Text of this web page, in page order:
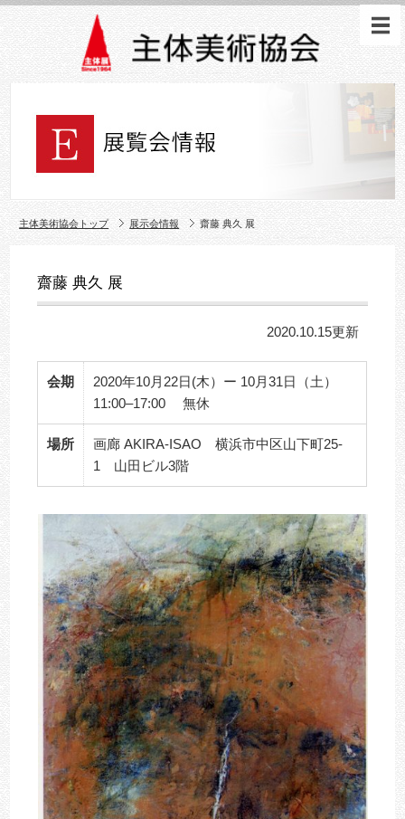
主体美術協会トップ 展示会情報 齋藤 典久 展
齋藤 典久 展
2020.10.15更新
会期
2020年10月22日(木）ー 10月31日（土）
11:00–17:00 無休
場所
画廊 AKIRA-ISAO 横浜市中区山下町25-
1 山田ビル3階